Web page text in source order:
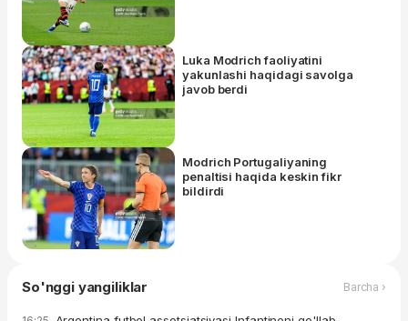
Luka Modrich faoliyatini
yakunlashi haqidagi savolga
javob berdi
Modrich Portugaliyaning
penaltisi haqida keskin fikr
bildirdi
So'nggi yangiliklar Barcha ›